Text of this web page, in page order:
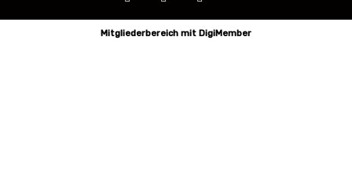
Mitgliederbereich mit DigiMember